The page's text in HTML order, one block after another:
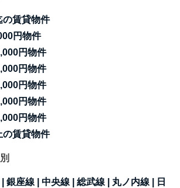
の賃貸物件
円物件
円物件
円物件
円物件
円物件
円物件
の賃貸物件
|銀座線 |中央線 |総武線 | 丸ノ内線 |
日